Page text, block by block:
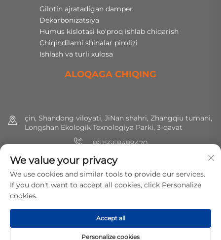
Gilotin ajratadigan damper
Dekarbonizatsiya
Humus kislotasi ko'proq ishlab chiqarish
Chiqindilarni shinalar pirolizi
Ishlash va turli xulosa
ALOQAGA CHIQING
çin, Shandong viloyati, JiNan shahri, Zhangqiu tumani,
Longshan Ekologik Texnologiya Parki, 3-qavat
8615668489420
+86 (0) 531 8891 0288
[email protected]
Huquqlar hammasi saqlangan © 2025 MirShine Environmental
Protection Technology Co., Ltd. Maxfiylik siyosati
We value your privacy
We use cookies and similar tools to provide our services.
If you don't want to accept all cookies, click Personalize
cookies.
Personalize cookies
Accept all